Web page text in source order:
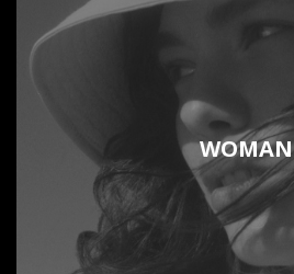
WOMAN